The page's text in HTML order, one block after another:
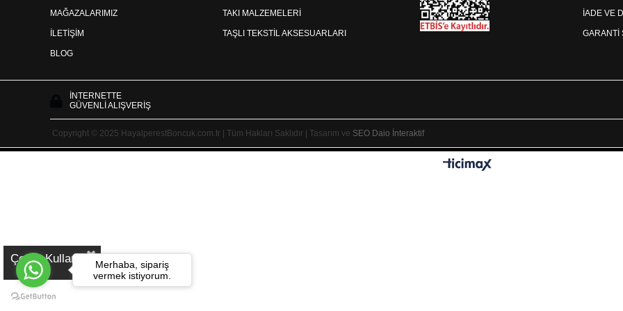
MAĞAZALARIMIZ
İLETİŞİM
BLOG
TAKI MALZEMELERİ
TAŞLI TEKSTİL AKSESUARLARI
İADE VE
GARANTİ
İNTERNETTE
GÜVENLİ ALIŞVERİŞ
Copyright © 2025 HayalperestBoncuk.com.tr | Tüm Hakları Saklıdır | Tasarım ve SEO Daio İnteraktif
Çerez KullanımıMerhaba, sipariş
vermek istiyorum.